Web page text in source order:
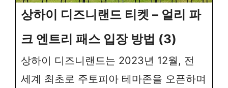
상하이 디즈니랜드 티켓 – 얼리 파
크 엔트리 패스 입장 방법 (3)
상하이 디즈니랜드는 2023년 12월, 전
세계 최초로 주토피아 테마존을 오픈하며